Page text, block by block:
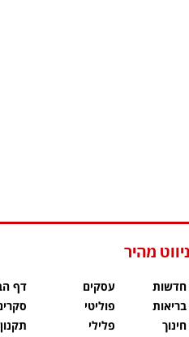
ניווט מהיר
חדשות
בריאות
חינוך
עסקים
פוליטי
פלילי
דף